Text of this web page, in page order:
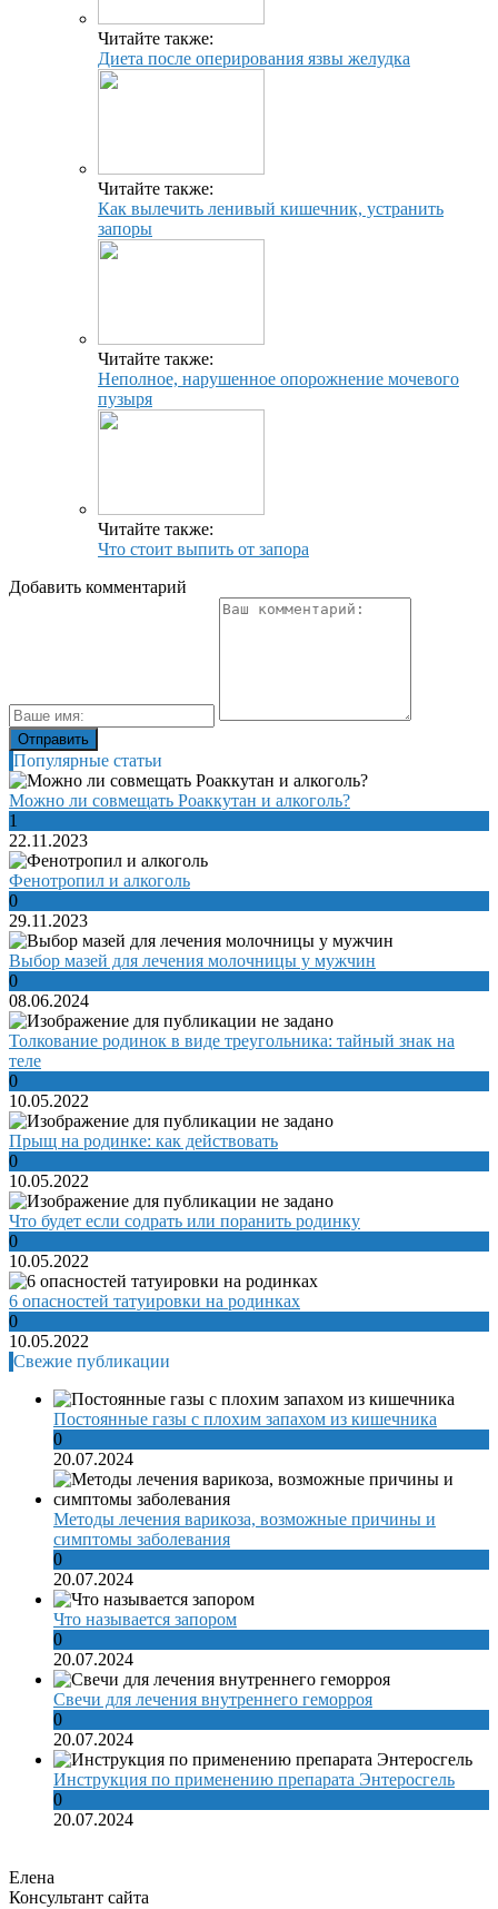
Читайте также:
Диета после оперирования язвы желудка
Читайте также:
Как вылечить ленивый кишечник, устранить
запоры
Читайте также:
Неполное, нарушенное опорожнение мочевого
пузыря
Читайте также:
Что стоит выпить от запора
Добавить комментарий
Популярные статьи
Можно ли совмещать Роаккутан и алкоголь?
1
22.11.2023
Фенотропил и алкоголь
0
29.11.2023
Выбор мазей для лечения молочницы у мужчин
0
08.06.2024
Толкование родинок в виде треугольника: тайный знак на
теле
0
10.05.2022
Прыщ на родинке: как действовать
0
10.05.2022
Что будет если содрать или поранить родинку
0
10.05.2022
6 опасностей татуировки на родинках
0
10.05.2022
Свежие публикации
Постоянные газы с плохим запахом из кишечника
0
20.07.2024
Методы лечения варикоза, возможные причины и
симптомы заболевания
0
20.07.2024
Что называется запором
0
20.07.2024
Свечи для лечения внутреннего геморроя
0
20.07.2024
Инструкция по применению препарата Энтеросгель
0
20.07.2024
Елена
Консультант сайта